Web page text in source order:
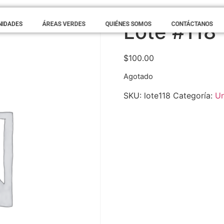
ÁREAS VERDES QUIÉNES SOMOS CONTÁCTANOS
Lote #118
$100.00
Agotado
SKU: lote118 Categoría: